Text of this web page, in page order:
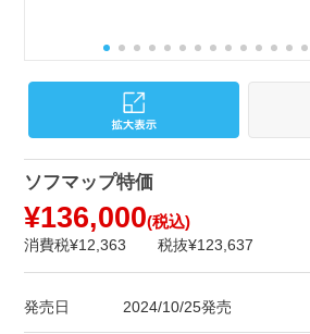
ソフマップ特価
¥136,000(税込)
消費税¥12,363 税抜¥123,637
発売日 2024/10/25発売